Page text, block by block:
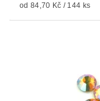
od 84,70 Kč / 144 ks